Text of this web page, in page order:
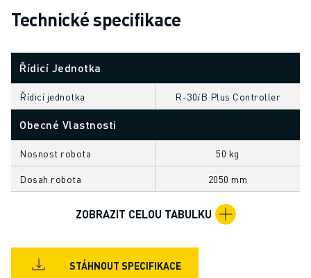
APLIKACE
5OSÉ OBRÁBĚNÍ
MONTÁŽ
CNC FRÉZOVÁNÍ
CNC SOUSTRUŽENÍ
VYSOKORYCHLOSTNÍ VRTÁNÍ A ZÁVITOVÁNÍ
VSTŘIKOVÁNÍ PLASTŮ
PALETIZACE
Technické specifikace
Řídicí Jednotka
Řídicí jednotka R-30𝑖B Plus Controller
Obecné Vlastnosti
Nosnost robota 50 kg
Dosah robota 2050 mm
ZOBRAZIT CELOU TABULKU
STÁHNOUT SPECIFIKACE